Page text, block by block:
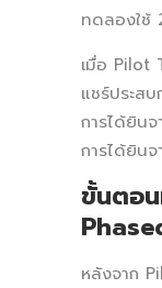
ทดลองใช้
เมื่อ Pilot
แชร์ประส
การได้ยิน
การได้ยิน
ขั้นตอ
หลังจาก